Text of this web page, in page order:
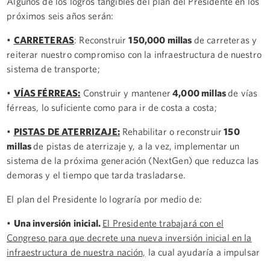
próximos seis años serán:
• CARRETERAS: Reconstruir150,000 millas de carreteras y
reiterar nuestro compromiso con la infraestructura de nuestro
sistema de transporte;
• VÍAS FÉRREAS: Construir y mantener 4,000 millasde vías
férreas, lo suficiente como para ir de costa a costa;
• PISTAS DE ATERRIZAJE:Rehabilitar o reconstruir 150
millasde pistas de aterrizaje y, a la vez, implementar un
sistema de la próxima generación (NextGen) que reduzca las
demoras y el tiempo que tarda trasladarse.
El plan del Presidente lo lograría por medio de:
• Una inversión inicial. El Presidente trabajará con el
Congreso para que decrete una nueva inversión inicial en la
infraestructura de nuestra nación, la cual ayudaría a impulsar